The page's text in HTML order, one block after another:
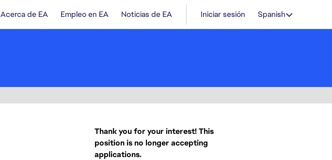
Acerca de EA Empleo en EA Noticias de EA Iniciar sesión Spanish
Thank you for your interest! This
position is no longer accepting
applications.